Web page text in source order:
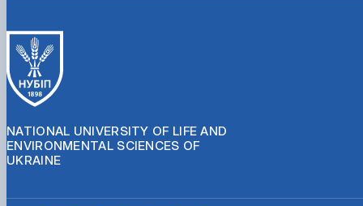
NATIONAL UNIVERSITY OF LIFE AND
ENVIRONMENTAL SCIENCES OF
UKRAINE